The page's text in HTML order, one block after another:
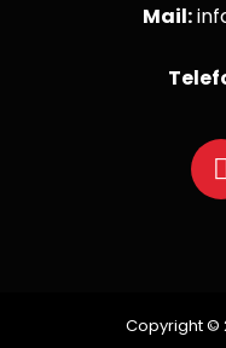
Mail:
Copyright ©